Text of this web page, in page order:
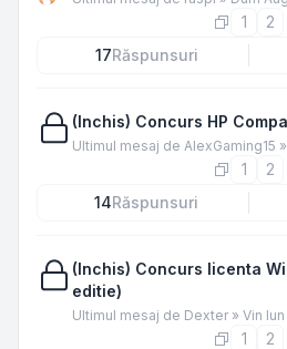
1
2
17Răspunsuri
(Inchis) Concurs HP
Ultimul mesaj de AlexGaming15 »
1
2
14Răspunsuri
(Inchis) Concurs licenta
editie)
Ultimul mesaj de Dexter » Vin
1
2